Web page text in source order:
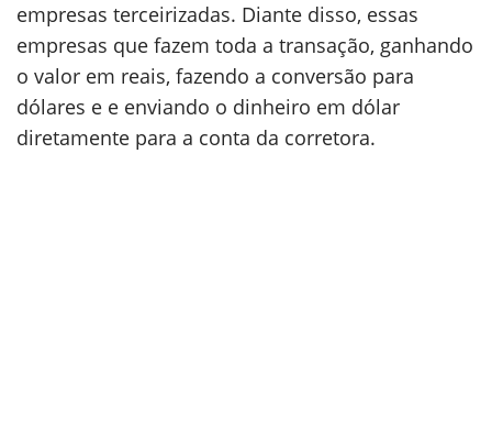
empresas terceirizadas. Diante disso, essas
empresas que fazem toda a transação, ganhando
o valor em reais, fazendo a conversão para
dólares e e enviando o dinheiro em dólar
diretamente para a conta da corretora.